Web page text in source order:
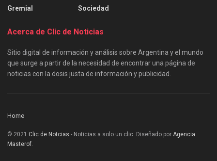
Gremial
Sociedad
Acerca de Clic de Noticias
Sitio digital de información y análisis sobre Argentina y el mundo
que surge a partir de la necesidad de encontrar una página de
noticias con la dosis justa de información y publicidad.
Home
© 2021 Clic de Notcias - Noticias a solo un clic. Diseñado por Agencia
Masterof.